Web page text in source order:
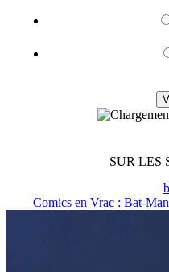
SUR LES
Comics en Vrac : Bat-